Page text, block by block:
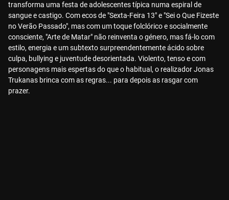
transforma uma festa de adolescentes típica numa espiral de
sangue e castigo. Com ecos de "Sexta-Feira 13" e "Sei o Que Fizeste
no Verão Passado", mas com um toque folclórico e socialmente
consciente, "Arte de Matar" não reinventa o género, mas fá-lo com
estilo, energia e um subtexto surpreendentemente ácido sobre
culpa, bullying e juventude desorientada. Violento, tenso e com
personagens mais espertas do que o habitual, o realizador Jonas
Trukanas brinca com as regras... para depois as rasgar com
prazer.